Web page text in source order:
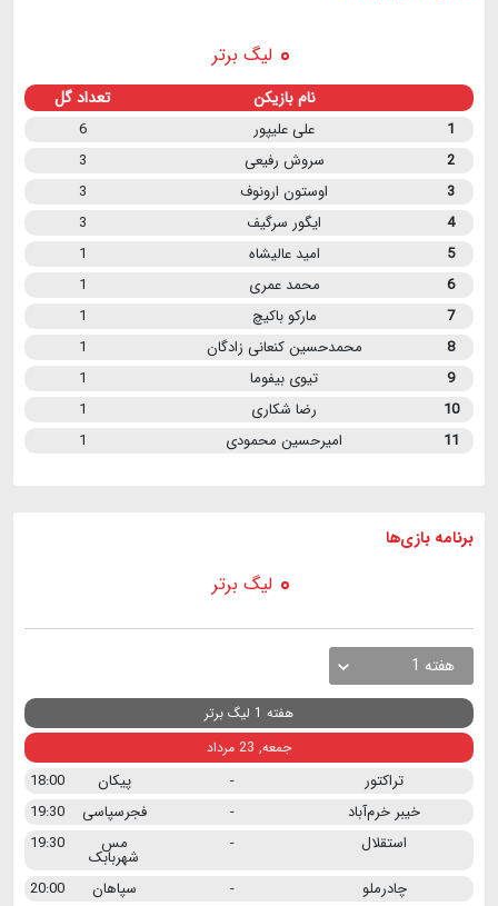
لیگ برتر
نام بازیکن تعداد گل
1 علی علیپور
6
2
سروش رفیعی
3
3
اوستون ارونوف
3
4
ایگور سرگیف
3
5
امید عالیشاه
1
6
محمد عمری
1
7
مارکو باکیچ
1
8
محمدحسین کنعانی زادگان
1
9
تیوی بیفوما
1
10
رضا شکاری
1
11
امیرحسین محمودی 1
برنامه بازی ها
لیگ برتر
هفته 1
هفته 1 لیگ برتر
جمعه, 23 مرداد
تراکتور - پیکان
18:00
خیبر خرم‌آباد
- فجرسپاسی
19:30
استقلال
- مس
شهربابک
19:30
چادرملو
- سپاهان
20:00